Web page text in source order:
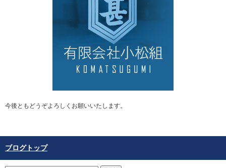
今後ともどうぞよろしくお願いいたします。
ブログトップ